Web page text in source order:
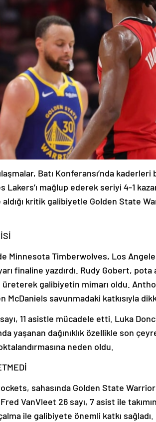
Batı Konferansı’nda kaderleri
mağlup ederek seriyi 4-1
kritik galibiyetle Golden State
Minnesota Timberwolves, Los Angeles
finaline yazdırdı. Rudy Gobert, pota
galibiyetin mimarı oldu.
McDaniels savunmadaki katkısıyla
11 asistle mücadele etti. Luka
yaşanan dağınıklık özellikle son
neden oldu.
sahasında Golden State
VanVleet 26 sayı, 7 asist ile
ile galibiyete önemli katkı sağladı.